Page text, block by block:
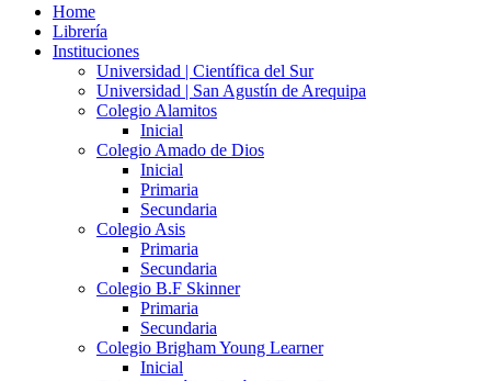
Home
Librería
Instituciones
Universidad | Científica del Sur
Universidad | San Agustín de Arequipa
Colegio Alamitos
Inicial
Colegio Amado de Dios
Inicial
Primaria
Secundaria
Colegio Asis
Primaria
Secundaria
Colegio B.F Skinner
Primaria
Secundaria
Colegio Brigham Young Learner
Inicial